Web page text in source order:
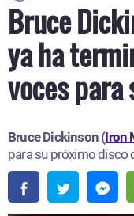
Bruce
ya ha
voces
Bruce Dickinson (Iron
para su próximo disco